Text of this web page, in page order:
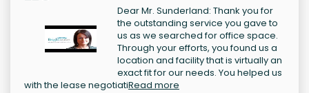
Dear Mr. Sunderland: Thank you for
the outstanding service you gave to
us as we searched for office space.
Through your efforts, you found us a
location and facility that is virtually an
exact fit for our needs. You helped us
with the lease negotiatiRead more